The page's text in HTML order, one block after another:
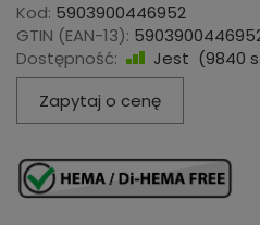
Kod: 5903900446952
GTIN (EAN-13):
Dostępność:
Jest (9840
Zapytaj o cenę